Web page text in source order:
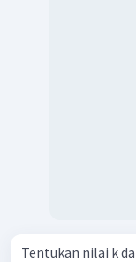
Tentukan nilai k